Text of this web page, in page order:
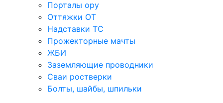
Порталы ору
Оттяжки ОТ
Надставки ТС
Прожекторные мачты
ЖБИ
Заземляющие проводники
Сваи ростверки
Болты, шайбы, шпильки